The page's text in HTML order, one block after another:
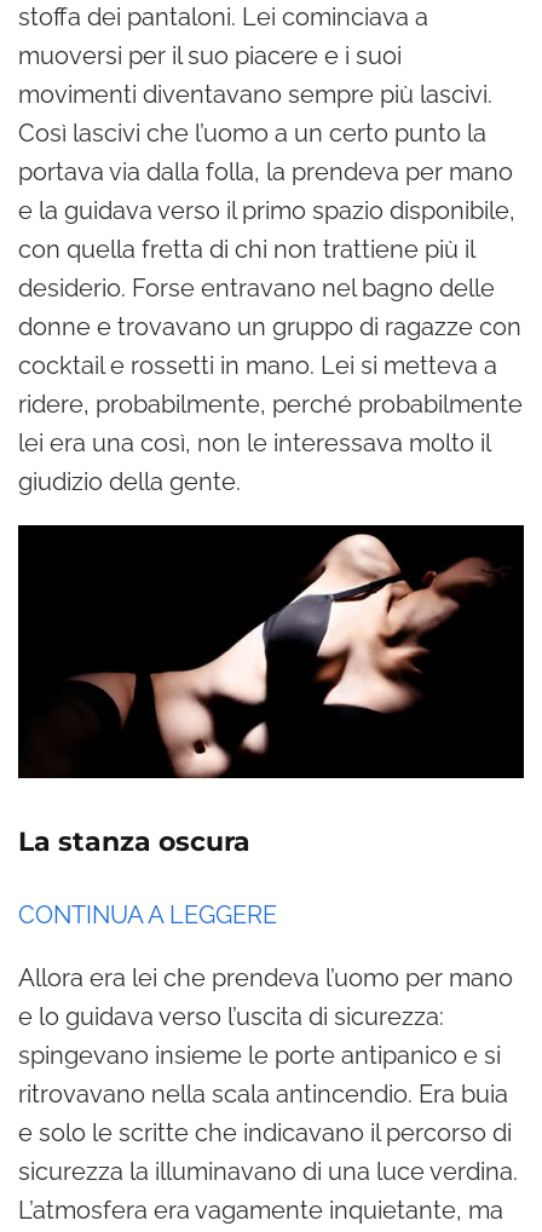
stoffa dei pantaloni. Lei cominciava a
muoversi per il suo piacere e i suoi
movimenti diventavano sempre più lascivi.
Così lascivi che l’uomo a un certo punto la
portava via dalla folla, la prendeva per mano
e la guidava verso il primo spazio disponibile,
con quella fretta di chi non trattiene più il
desiderio. Forse entravano nel bagno delle
donne e trovavano un gruppo di ragazze con
cocktail e rossetti in mano. Lei si metteva a
ridere, probabilmente, perché probabilmente
lei era una così, non le interessava molto il
giudizio della gente.
La stanza oscura
CONTINUA A LEGGERE
Allora era lei che prendeva l’uomo per mano
e lo guidava verso l’uscita di sicurezza:
spingevano insieme le porte antipanico e si
ritrovavano nella scala antincendio. Era buia
e solo le scritte che indicavano il percorso di
sicurezza la illuminavano di una luce verdina.
L’atmosfera era vagamente inquietante, ma